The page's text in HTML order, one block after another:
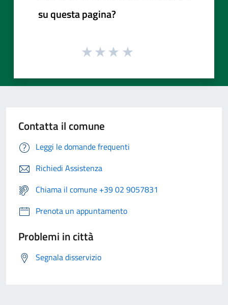
su questa pagina?
Contatta il comune
Leggi le domande frequenti
Richiedi Assistenza
Chiama il comune +39 02 9057831
Prenota un appuntamento
Problemi in città
Segnala disservizio